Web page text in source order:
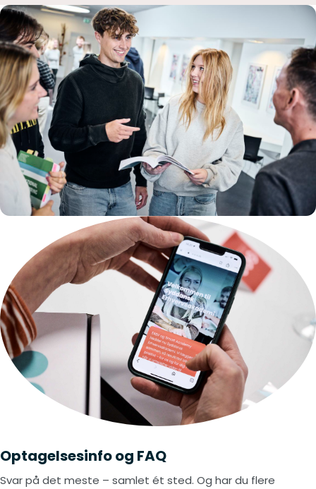
Optagelsesinfo og FAQ
Svar på det meste – samlet ét sted. Og har du flere